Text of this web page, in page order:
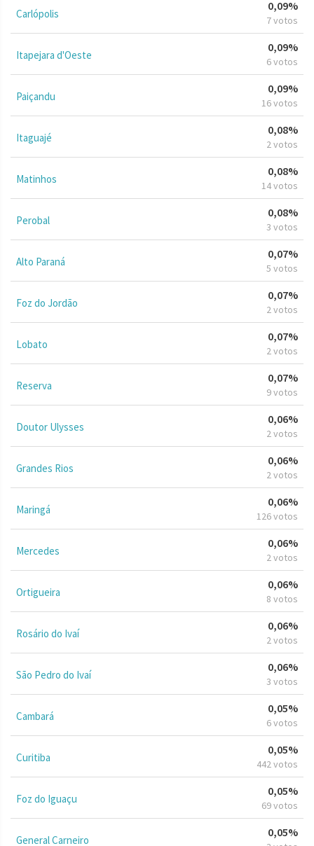
Carlópolis
0,09%
7 votos
Itapejara d'Oeste
0,09%
6 votos
Paiçandu
0,09%
16 votos
Itaguajé
0,08%
2 votos
Matinhos
0,08%
14 votos
Perobal
0,08%
3 votos
Alto Paraná
0,07%
5 votos
Foz do Jordão
0,07%
2 votos
Lobato
0,07%
2 votos
Reserva
0,07%
9 votos
Doutor Ulysses
0,06%
2 votos
Grandes Rios
0,06%
2 votos
Maringá
0,06%
126 votos
Mercedes
0,06%
2 votos
Ortigueira
0,06%
8 votos
Rosário do Ivaí
0,06%
2 votos
São Pedro do Ivaí
0,06%
3 votos
Cambará
0,05%
6 votos
Curitiba
0,05%
442 votos
Foz do Iguaçu
0,05%
69 votos
General Carneiro
0,05%